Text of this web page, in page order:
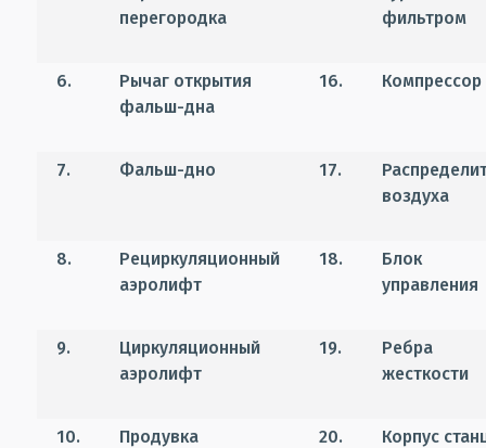
перегородка
фильтром
6.
Рычаг открытия
фальш-дна
16. Компрессор
7. Фальш-дно 17.
воздуха
8.
Рециркуляционный
аэролифт
18.
Блок
управления
9.
Циркуляционный
аэролифт
19.
Ребра
жесткости
10.
Продувка
20. Корпус